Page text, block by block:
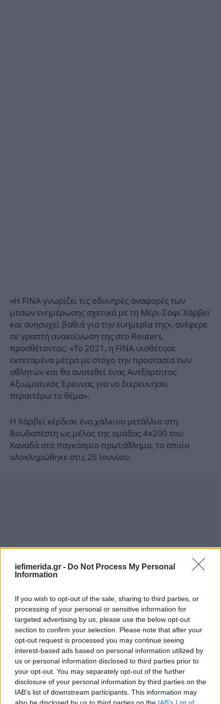
iefimerida.gr - Do Not Process My Personal
Information
If you wish to opt-out of the sale, sharing to third parties, or
processing of your personal or sensitive information for
targeted advertising by us, please use the below opt-out
section to confirm your selection. Please note that after your
opt-out request is processed you may continue seeing
interest-based ads based on personal information utilized by
us or personal information disclosed to third parties prior to
your opt-out. You may separately opt-out of the further
disclosure of your personal information by third parties on the
IAB’s list of downstream participants. This information may
«Η FINA γνωρίζει τις οδυνηρές αναφορές των
μέσων ενημέρωσης σχετικά με τη Μέρι-Σόφι Χάρβεϊ
και ανησυχεί βαθιά για την ευημερία της», ανέφερε
σε γραπτή ανακοίνωση της στο Reuters,
προσθέτοντας: «Το 2021, η FINA υιοθέτησε
εκτεταμένα μέτρα με στόχο την προστασία των
αθλητών και θα ανατεθεί ένας Ανεξάρτητος
Αξιωματικός Έρευνας για να διερευνήσει
περαιτέρω το θέμα».
H Χάρβεϊ κέρδισε ένα χάλκινο μετάλλιο στη
Βουδαπέστη ως μέλος της ομάδας 4x200 του
Καναδά στο παγκόσμιο πρωτάθλημα, το οποίο
ολοκληρώθηκε στις 25 Ιουνίου.